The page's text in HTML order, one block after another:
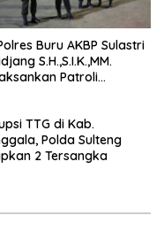
Buru AKBP Sulastri
S.H.,S.I.K.,MM.
Patroli
TTG di Kab.
Polda Sulteng
2 Tersangka